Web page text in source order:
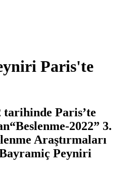
Paris'te
tarihinde Paris’te
2022” 3.
Araştırmaları
Peyniri